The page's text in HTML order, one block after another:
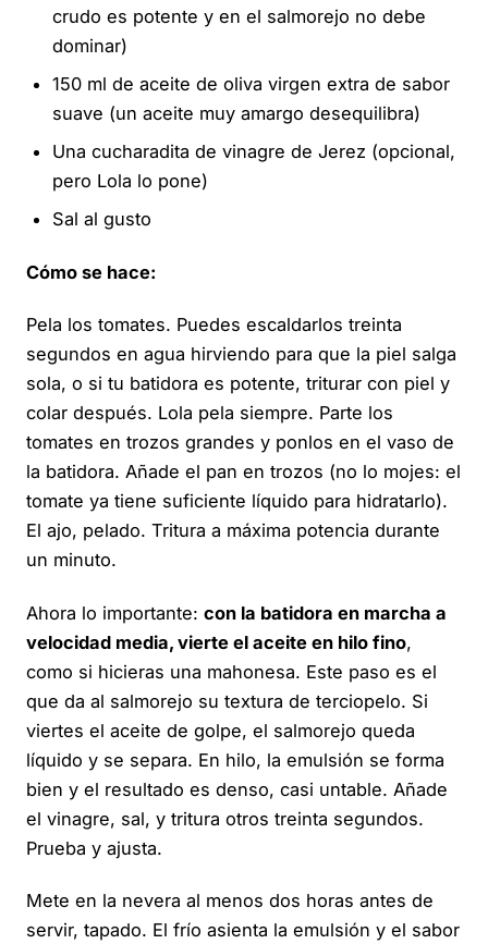
crudo es potente y en el salmorejo no debe
dominar)
150 ml de aceite de oliva virgen extra de sabor
suave (un aceite muy amargo desequilibra)
Una cucharadita de vinagre de Jerez (opcional,
pero Lola lo pone)
Sal al gusto
Cómo se hace:
Pela los tomates. Puedes escaldarlos treinta
segundos en agua hirviendo para que la piel salga
sola, o si tu batidora es potente, triturar con piel y
colar después. Lola pela siempre. Parte los
tomates en trozos grandes y ponlos en el vaso de
la batidora. Añade el pan en trozos (no lo mojes: el
tomate ya tiene suficiente líquido para hidratarlo).
El ajo, pelado. Tritura a máxima potencia durante
un minuto.
Ahora lo importante: con la batidora en marcha a
velocidad media, vierte el aceite en hilo fino,
como si hicieras una mahonesa. Este paso es el
que da al salmorejo su textura de terciopelo. Si
viertes el aceite de golpe, el salmorejo queda
líquido y se separa. En hilo, la emulsión se forma
bien y el resultado es denso, casi untable. Añade
el vinagre, sal, y tritura otros treinta segundos.
Prueba y ajusta.
Mete en la nevera al menos dos horas antes de
servir, tapado. El frío asienta la emulsión y el sabor